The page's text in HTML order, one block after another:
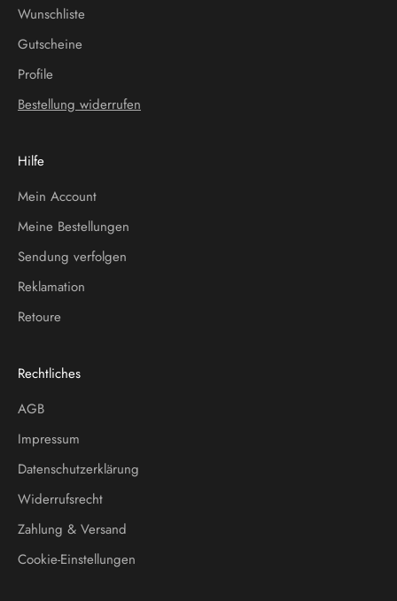
Wunschliste
Gutscheine
Profile
Bestellung widerrufen
Hilfe
Mein Account
Meine Bestellungen
Sendung verfolgen
Reklamation
Retoure
Rechtliches
AGB
Impressum
Datenschutzerklärung
Widerrufsrecht
Zahlung & Versand
Cookie-Einstellungen